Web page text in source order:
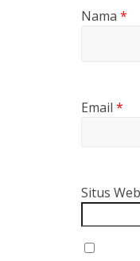
Nama *
Email *
Situs Web